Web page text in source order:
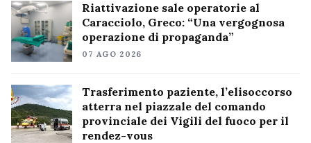
Riattivazione sale operatorie al
Caracciolo, Greco: “Una vergognosa
operazione di propaganda”
07 AGO 2026
Trasferimento paziente, l’elisoccorso
atterra nel piazzale del comando
provinciale dei Vigili del fuoco per il
rendez-vous